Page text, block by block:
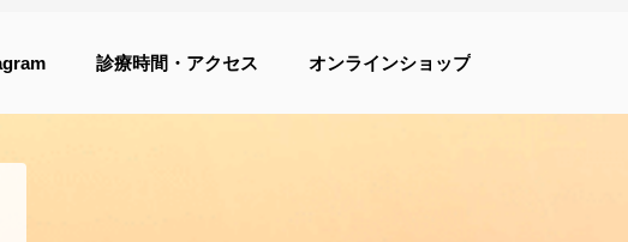
診療時間・アクセス オンラインショップ